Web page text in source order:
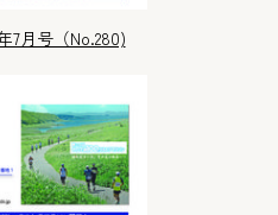
7月号（No.280)